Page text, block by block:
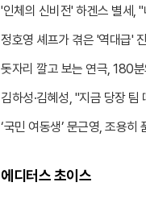
'인체의 신비전' 하겐스 별세,
정호영 셰프가 겪은 '역대급'
돗자리 깔고 보는 연극, 180
김하성·김혜성, "지금 당장 팀
‘국민 여동생’ 문근영, 조용히
에디터스 초이스